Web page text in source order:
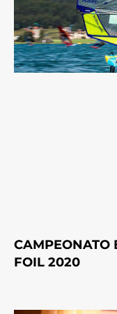
CAMPEONATO
FOIL 2020